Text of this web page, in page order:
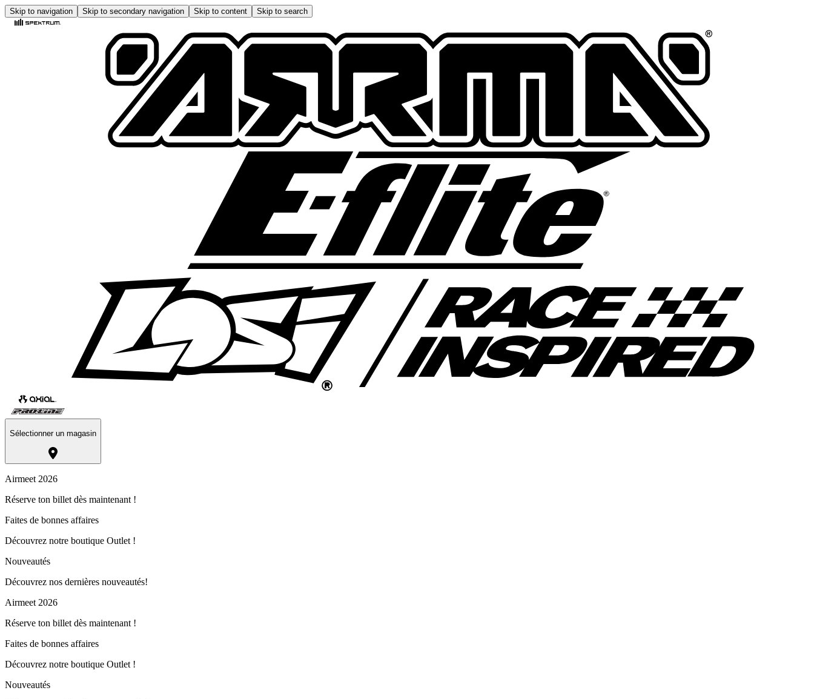
Skip to navigation Skip to secondary navigation Skip to content Skip to search
Sélectionner un magasin
Airmeet 2026
Réserve ton billet dès maintenant !
Faites de bonnes affaires
Découvrez notre boutique Outlet !
Nouveautés
Découvrez nos dernières nouveautés!
Airmeet 2026
Réserve ton billet dès maintenant !
Faites de bonnes affaires
Découvrez notre boutique Outlet !
Nouveautés